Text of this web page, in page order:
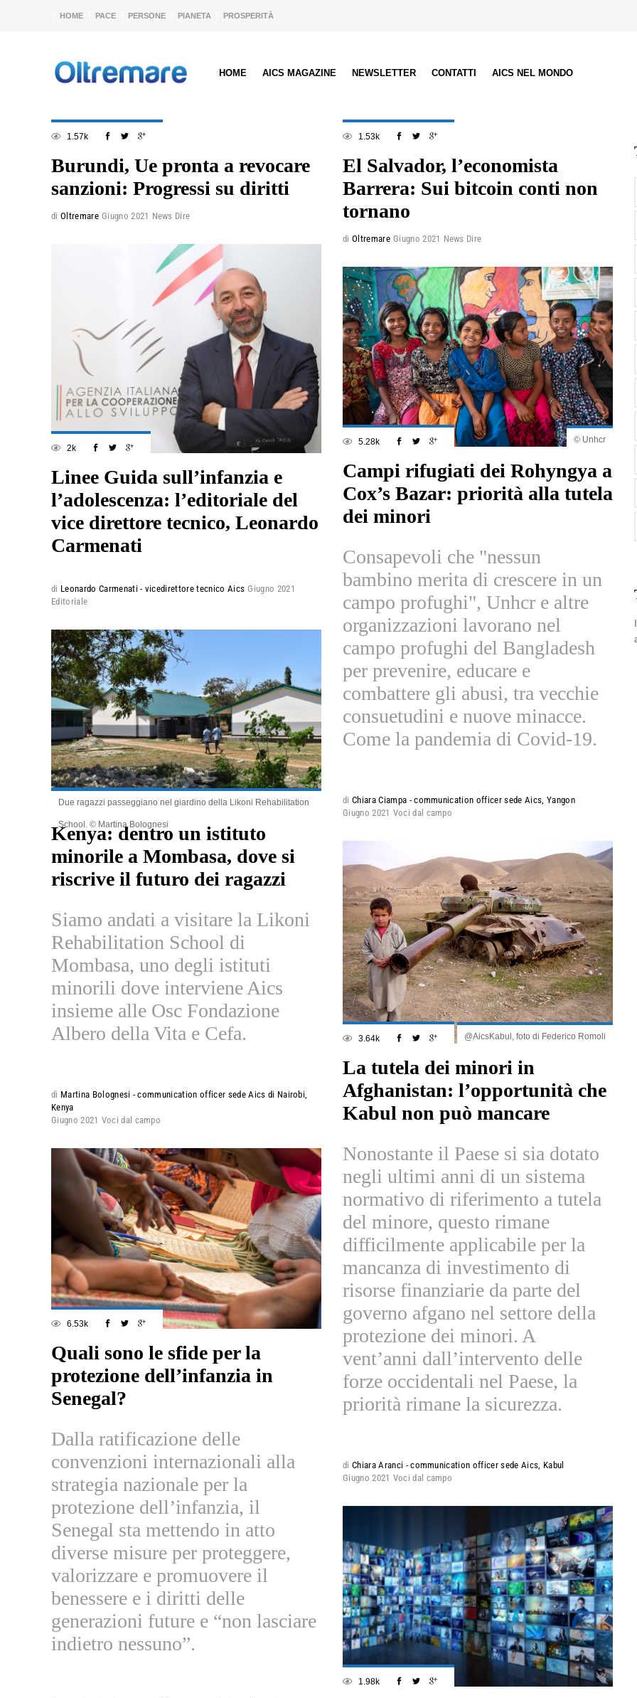
HOME PACE PERSONE PIANETA PROSPERITÀ
HOME AICS MAGAZINE NEWSLETTER CONTATTI AICS NEL MONDO
1.57k
Burundi, Ue pronta a revocare
sanzioni: Progressi su diritti
di Oltremare Giugno 2021 News Dire
1.53k
El Salvador, l’economista
Barrera: Sui bitcoin conti non
tornano
di Oltremare Giugno 2021 News Dire
2k
Linee Guida sull’infanzia e
l’adolescenza: l’editoriale del
vice direttore tecnico, Leonardo
Carmenati
di Leonardo Carmenati - vicedirettore tecnico Aics Giugno 2021
Editoriale
5.28k © Unhcr
Campi rifugiati dei Rohyngya a
Cox’s Bazar: priorità alla tutela
dei minori
Consapevoli che "nessun
bambino merita di crescere in un
campo profughi", Unhcr e altre
organizzazioni lavorano nel
campo profughi del Bangladesh
per prevenire, educare e
combattere gli abusi, tra vecchie
consuetudini e nuove minacce.
Come la pandemia di Covid-19.
di Chiara Ciampa - communication officer sede Aics, Yangon
Giugno 2021 Voci dal campo
2.96k
Due ragazzi passeggiano nel giardino della Likoni Rehabilitation
School. © Martina Bolognesi
Kenya: dentro un istituto
minorile a Mombasa, dove si
riscrive il futuro dei ragazzi
Siamo andati a visitare la Likoni
Rehabilitation School di
Mombasa, uno degli istituti
minorili dove interviene Aics
insieme alle Osc Fondazione
Albero della Vita e Cefa.
di Martina Bolognesi - communication officer sede Aics di Nairobi,
Kenya
Giugno 2021 Voci dal campo
3.64k @AicsKabul, foto di Federico Romoli
La tutela dei minori in
Afghanistan: l’opportunità che
Kabul non può mancare
Nonostante il Paese si sia dotato
negli ultimi anni di un sistema
normativo di riferimento a tutela
del minore, questo rimane
difficilmente applicabile per la
mancanza di investimento di
risorse finanziarie da parte del
governo afgano nel settore della
protezione dei minori. A
vent’anni dall’intervento delle
forze occidentali nel Paese, la
priorità rimane la sicurezza.
di Chiara Aranci - communication officer sede Aics, Kabul
Giugno 2021 Voci dal campo
6.53k
Quali sono le sfide per la
protezione dell’infanzia in
Senegal?
Dalla ratificazione delle
convenzioni internazionali alla
strategia nazionale per la
protezione dell’infanzia, il
Senegal sta mettendo in atto
diverse misure per proteggere,
valorizzare e promuovere il
benessere e i diritti delle
generazioni future e “non lasciare
indietro nessuno”.
1.98k